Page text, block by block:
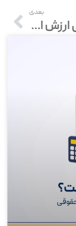
بعدی
گواهی ارزش افزوده چیست؟ دریافت گواهی ارزش افزوده